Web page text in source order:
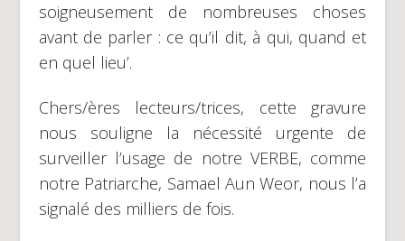
soigneusement de nombreuses choses
avant de parler : ce qu’il dit, à qui, quand et
en quel lieu’.
Chers/ères lecteurs/trices, cette gravure
nous souligne la nécessité urgente de
surveiller l’usage de notre VERBE, comme
notre Patriarche, Samael Aun Weor, nous l’a
signalé des milliers de fois.